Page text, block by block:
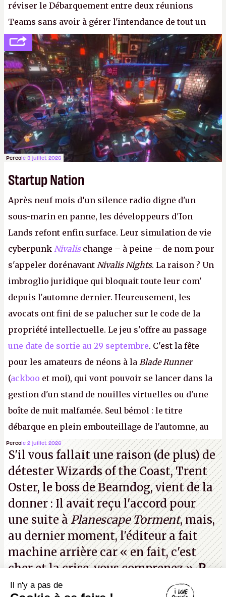
réviser le Débarquement entre deux réunions
Teams sans avoir à gérer l'intendance de tout un
continent. Pauvre ackboo, après avoir uriné sur ses
bottes, Relic vient donc de déféquer dans son
casque.P.
Percole 3 juillet 2026
Startup Nation
Après neuf mois d’un silence radio digne d'un
sous-marin en panne, les développeurs d'Ion
Lands refont enfin surface. Leur simulation de vie
cyberpunk Nivalis change – à peine – de nom pour
s'appeler dorénavant Nivalis Nights. La raison ? Un
imbroglio juridique qui bloquait toute leur com'
depuis l'automne dernier. Heureusement, les
avocats ont fini de se palucher sur le code de la
propriété intellectuelle. Le jeu s'offre au passage
une date de sortie au 29 septembre. C'est la fête
pour les amateurs de néons à la Blade Runner
(ackboo et moi), qui vont pouvoir se lancer dans la
gestion d'un stand de nouilles virtuelles ou d'une
boîte de nuit malfamée. Seul bémol : le titre
débarque en plein embouteillage de l'automne, au
milieu d'une douzaine de blockbusters. Préparez-
vous à poser des RTT ou à simuler une dysenterie
foudroyante pour avoir le temps d'écluser tout ça.
P.
Percole 2 juillet 2026
S'il vous fallait une raison (de plus) de
détester Wizards of the Coast, Trent
Oster, le boss de Beamdog, vient de la
donner : Il avait reçu l'accord pour
une suite àPlanescape Torment, mais,
au dernier moment, l'éditeur afait
machine arrièrecar « en fait, c'est
cher et la crise, vous comprenez ».P.
Canard PC
Il n'y a pas de